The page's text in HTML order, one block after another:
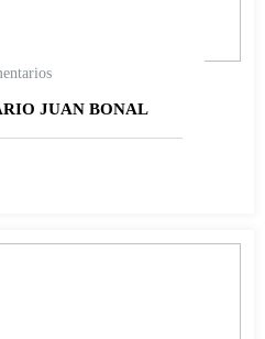
JUAN BONAL